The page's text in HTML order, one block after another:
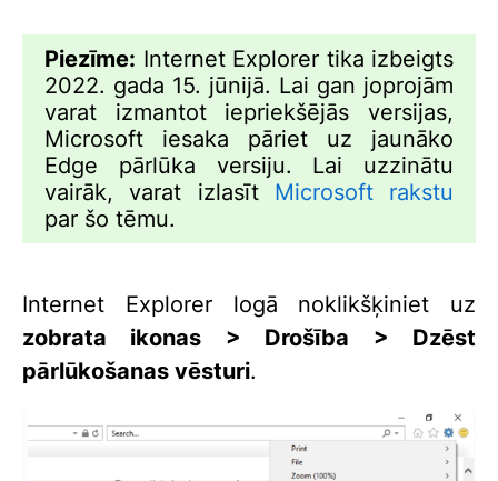
Piezīme: Internet Explorer tika izbeigts
2022. gada 15. jūnijā. Lai gan joprojām
varat izmantot iepriekšējās versijas,
Microsoft iesaka pāriet uz jaunāko
Edge pārlūka versiju. Lai uzzinātu
vairāk, varat izlasīt Microsoft rakstu
par šo tēmu.
Internet Explorer logā noklikšķiniet uz
zobrata ikonas > Drošība > Dzēst
pārlūkošanas vēsturi.